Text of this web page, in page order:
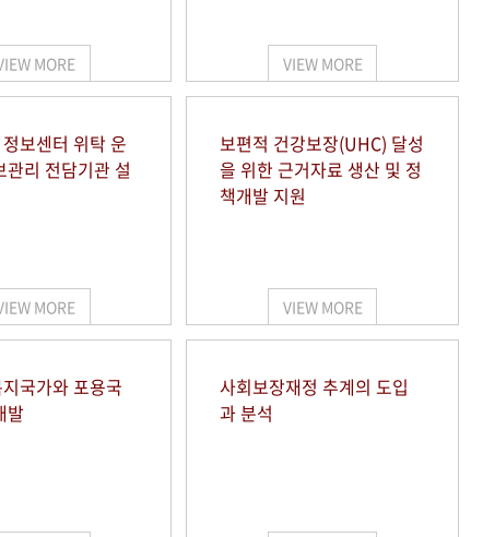
MORE VIEW MORE
보센터 위탁 운
관리 전담기관 설
MORE
보편적 건강보장(UHC) 달성
을 위한 근거자료 생산 및 정
책개발 지원
VIEW MORE
국가와 포용국
발
사회보장재정 추계의 도입
과 분석